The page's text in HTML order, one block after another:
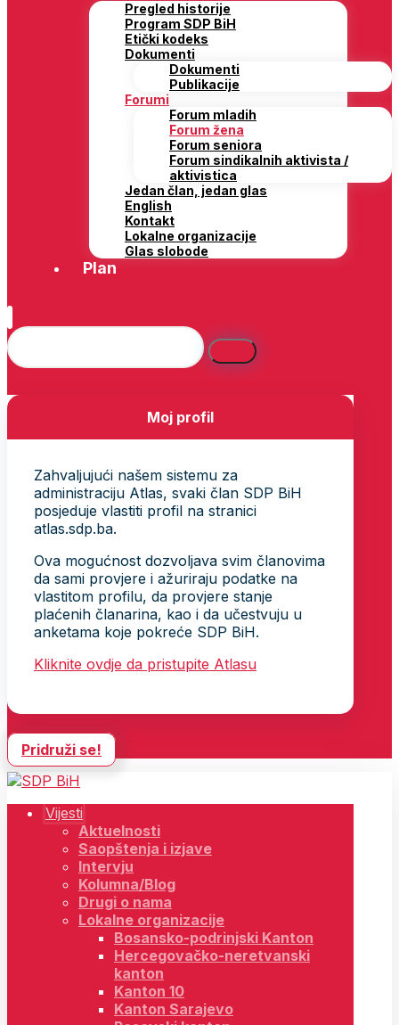
Pregled historije
Program SDP BiH
Etički kodeks
Dokumenti
Dokumenti
Publikacije
Forumi
Forum mladih
Forum žena
Forum seniora
Forum sindikalnih aktivista /
aktivistica
Jedan član, jedan glas
English
Kontakt
Lokalne organizacije
Glas slobode
Plan
Moj profil
Zahvaljujući našem sistemu za
administraciju Atlas, svaki član SDP BiH
posjeduje vlastiti profil na stranici
atlas.sdp.ba.
Ova mogućnost dozvoljava svim članovima
da sami provjere i ažuriraju podatke na
vlastitom profilu, da provjere stanje
plaćenih članarina, kao i da učestvuju u
anketama koje pokreće SDP BiH.
Kliknite ovdje da pristupite Atlasu
Pridruži se!
Vijesti
Aktuelnosti
Saopštenja i izjave
Intervju
Kolumna/Blog
Drugi o nama
Lokalne organizacije
Bosansko-podrinjski Kanton
Hercegovačko-neretvanski
kanton
Kanton 10
Kanton Sarajevo